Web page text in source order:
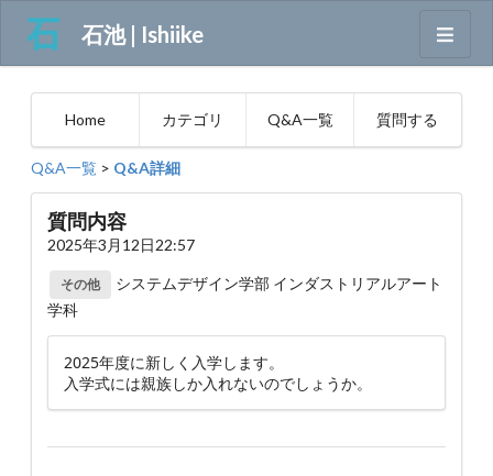
石池 | Ishiike
Home カテゴリ Q&A一覧 質問する
Q&A一覧 > Q&A詳細
質問内容
2025年3月12日22:57
その他
システムデザイン学部 インダストリアルアート
学科
2025年度に新しく入学します。
入学式には親族しか入れないのでしょうか。